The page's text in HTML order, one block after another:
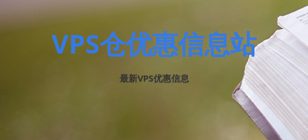
VPS仓优惠信息站
最新VPS优惠信息